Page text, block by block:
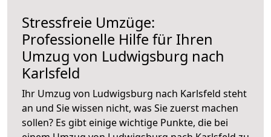
Stressfreie Umzüge:
Professionelle Hilfe für Ihren
Umzug von Ludwigsburg nach
Karlsfeld
Ihr Umzug von Ludwigsburg nach Karlsfeld steht
an und Sie wissen nicht, was Sie zuerst machen
sollen? Es gibt einige wichtige Punkte, die bei